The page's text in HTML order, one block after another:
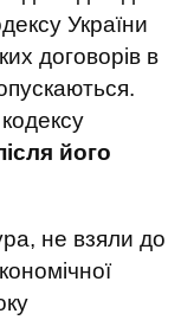
України
договорів в
.
його
не взяли до